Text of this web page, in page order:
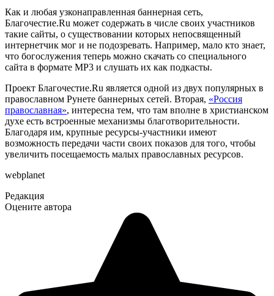
Как и любая узконаправленная баннерная сеть,
Благочестие.Ru может содержать в числе своих участников
такие сайты, о существовании которых непосвященный
интернетчик мог и не подозревать. Например, мало кто знает,
что богослужения теперь можно скачать со специального
сайта в формате MP3 и слушать их как подкасты.
Проект Благочестие.Ru является одной из двух популярных в
православном Рунете баннерных сетей. Вторая, «Россия
православная», интересна тем, что там вполне в христианском
духе есть встроенные механизмы благотворительности.
Благодаря им, крупные ресурсы-участники имеют
возможность передачи части своих показов для того, чтобы
увеличить посещаемость малых православных ресурсов.
webplanet
Редакция
Оцените автора